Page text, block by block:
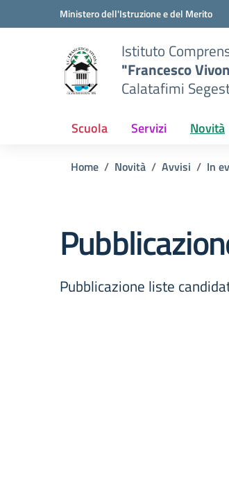
Vai ai contenuti
Vai al menu di navigazioneMinistero dell'Istruzione e del Merito
Istituto
"Francesco
Calatafimi
Scuola Servizi Novità
Home Novità Avvisi In
Pubblicazione liste